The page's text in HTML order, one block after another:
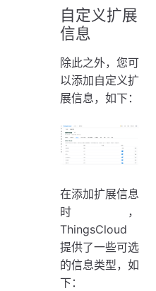
自定义扩展
信息
除此之外，您可
以添加自定义扩
展信息，如下：
在添加扩展信息
时，
ThingsCloud
提供了一些可选
的信息类型，如
下：